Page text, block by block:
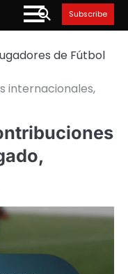
Subscribe
de Fútbol
internacionales,